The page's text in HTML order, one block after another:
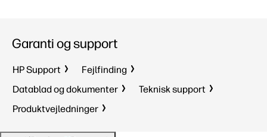
Garanti og support
HP Support
Fejlfinding
Datablad og dokumenter
Teknisk support
Produktvejledninger